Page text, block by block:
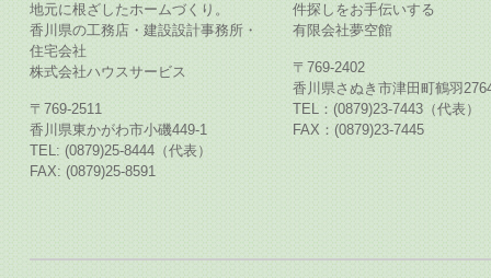
地元に根ざしたホームづくり。
香川県の工務店・建設設計事務所・
住宅会社
株式会社ハウスサービス
〒769-2511
香川県東かがわ市小磯449-1
TEL: (0879)25-8444（代表）
FAX: (0879)25-8591
件探しをお手伝いする
有限会社夢空館
〒769-2402
香川県さぬき市津田町鶴羽
TEL：(0879)23-7443（代表）
FAX：(0879)23-7445